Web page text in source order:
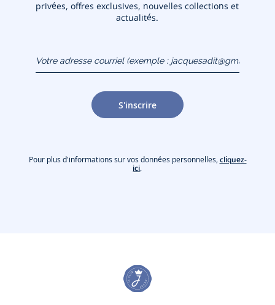
privées, offres exclusives, nouvelles collections et
actualités.
(exemple :
jacquesadit@gmail.com)
S'inscrire
Pour plus d'informations sur vos données personnelles, cliquez-
ici.